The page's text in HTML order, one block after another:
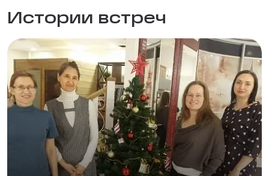
Истории встреч